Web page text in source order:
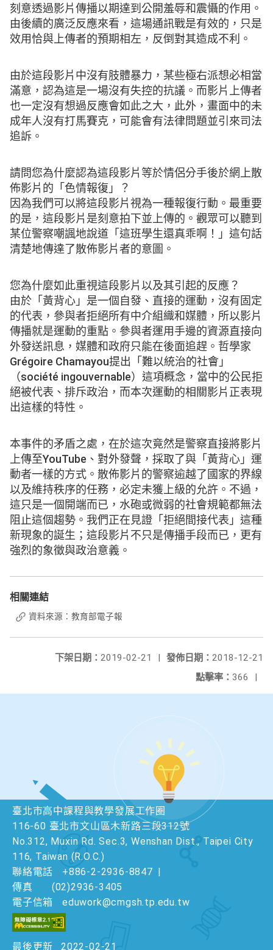
刻意透過影片傳播以期達到公開羞辱和震懾的作用。
由後續的廣泛反應來看，這場通訊戰是有效的，只是
效用恰與上傳者的預期相左，反倒對其造成不利。
由於這段影片中沒有肢體暴力，某些極右派想必相當
滿意，認為這是一場沒有失控的抗議。而影片上傳者
也一定沒有想過反應會如此之大，此外，畫面中的未
成年人沒有打馬賽克，可能會有法律問題並引來司法
追訴。
請問您為什麼認為這段影片等於情侶分手後於網上散
佈影片的「色情報復」？
因為我們可以將這段影片視為一種報復行動。最重要
的是，這段影片是刻意拍下並上傳的。觀眾可以聽到
某位警察嘲諷地說道「這班學生還真乖啊！」這句話
清楚地傳達了散佈影片者的意圖。
您為什麼如此重視這段影片以及其引起的反應？
由於「黃背心」是一個自發、直接的運動，沒有固定
的代表，參與者拒絕所有中介組織和媒體，所以影片
傳播就是運動的重點。參與者運用手邊的資源直接向
外發送訊息，媒體和政府只能在後面追趕。哲學家
Grégoire Chamayou提出「難以統治的社會」
（société ingouvernable）這項概念，當中的公民拒
絕被代表、排斥政治，而本次運動的相關影片正表現
出這樣的特性。
本事件的矛盾之處，在於這次竟然是警察直接將影片
上傳至YouTube、對外發聲，採取了與「黃背心」運
動者一樣的方式。散佈影片的警察逾越了國家的界線
以及維持秩序的任務，必定未獲上級的允許。不過，
這只是一個開端而已，水砲或微弱的社會規範都無法
阻止這個趨勢。我們正在見證「拒絕間接代表」這種
新現象的誕生；這段影片不只是傳播手段而已，更有
強烈的象徵與政治意義。
相關連結
資料來源：教育部電子報
發佈日期： 2018-12-21
下架日期： 2019-02-21
|
點擊率： 366 |
臺北市高中課程與教學發展工作圈
116-60 臺北市文山區木新路三段312號
No.312, Muxin Rd. Sec.3, Wenshan Dist., Taipei City
116, Taiwan (R.O.C.)
聯絡電話
+886-2-2936-8847 |
傳真
(02)2936-3405
電子信箱
eduwork@cmgsh.tp.edu.tw
最後更新 2022-02-21